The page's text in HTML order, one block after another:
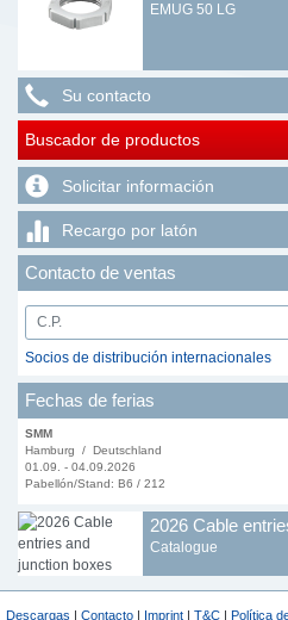
EMUG 50 LG
Su contacto
Buscador de productos
Solicitar información
Recargo por latón
Contacto de ventas
Socios de distribución internacionales
Fechas de ferias
SMM
Hamburg / Deutschland
01.09. - 04.09.2026
Pabellón/Stand: B6 / 212
2026 Cable
Catalogue
Descargas | Contacto | Imprint | T&C | Política